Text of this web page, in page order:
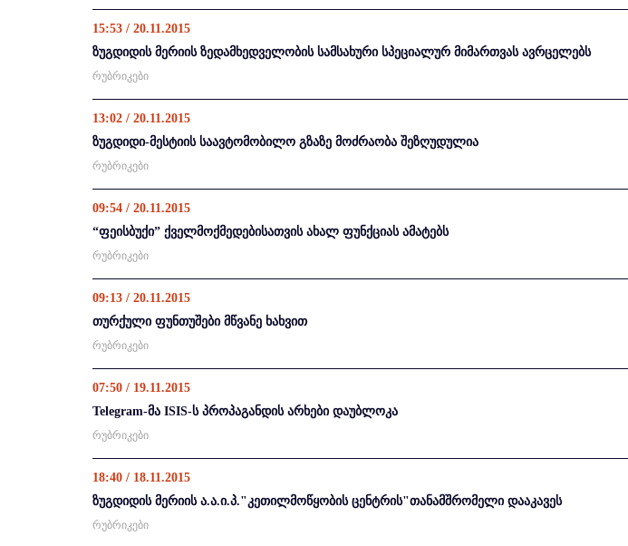
15:53 / 20.11.2015
ზუგდიდის მერიის ზედამხედველობის სამსახური სპეციალურ მიმართვას ავრცელებს
რუბრიკები
13:02 / 20.11.2015
ზუგდიდი-მესტიის საავტომობილო გზაზე მოძრაობა შეზღუდულია
რუბრიკები
09:54 / 20.11.2015
“ფეისბუქი” ქველმოქმედებისათვის ახალ ფუნქციას ამატებს
რუბრიკები
09:13 / 20.11.2015
თურქული ფუნთუშები მწვანე ხახვით
რუბრიკები
07:50 / 19.11.2015
Telegram-მა ISIS-ს პროპაგანდის არხები დაუბლოკა
რუბრიკები
18:40 / 18.11.2015
ზუგდიდის მერიის ა.ა.ი.პ."კეთილმოწყობის ცენტრის"თანამშრომელი დააკავეს
რუბრიკები